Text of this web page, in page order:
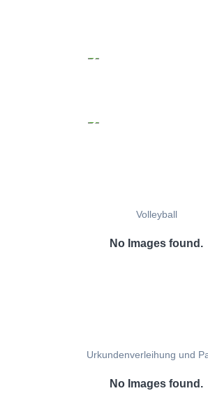
Volleyball
No Images found.
Urkundenverleihung und
No Images found.